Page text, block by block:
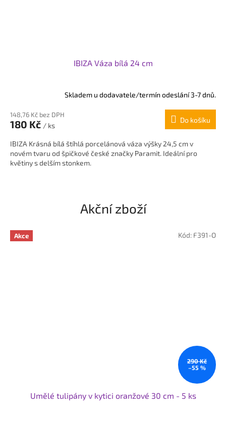
IBIZA Váza bílá 24 cm
Skladem u dodavatele/termín odeslání 3-7 dnů.
148,76 Kč bez DPH
180 Kč / ks
Do košíku
IBIZA Krásná bílá štíhlá porcelánová váza výšky 24,5 cm v
novém tvaru od špičkové české značky Paramit. Ideální pro
květiny s delším stonkem.
Akční zboží
Akce
290 Kč
–55 %
Umělé tulipány v kytici oranžové 30 cm - 5 ks
Kód: F391-O